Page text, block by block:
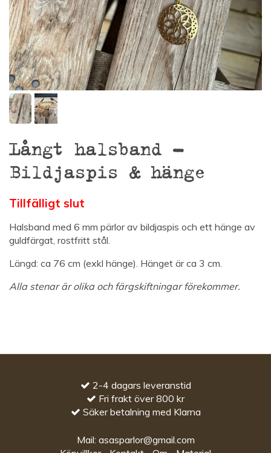
Långt halsband –
Bildjaspis & hänge
Halsband med 6 mm pärlor av bildjaspis och ett hänge av
guldfärgat, rostfritt stål.
Längd: ca 76 cm (exkl hänge). Hänget är ca 3 cm.
Alla stenar är olika och färgskiftningar förekommer.
2-4 dagars leveranstid
Fri frakt över 800 kr
Säker betalning med Klarna
Mail: asasparlor@gmail.com